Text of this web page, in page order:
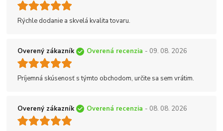
Rýchle dodanie a skvelá kvalita tovaru.
Overený zákazník Overená recenzia - 09. 08. 2026
Príjemná skúsenosť s týmto obchodom, určite sa sem vrátim.
Overený zákazník Overená recenzia - 08. 08. 2026